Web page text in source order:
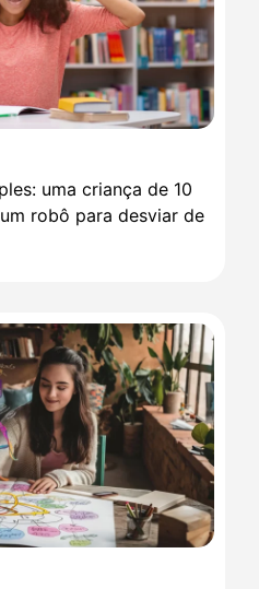
uma criança de 10
robô para desviar de